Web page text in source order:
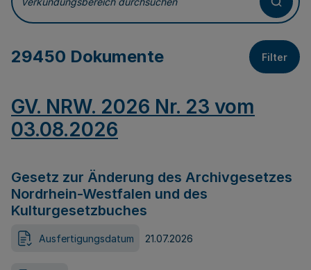
Verkündungsbereich durchsuchen
29450 Dokumente Filter
GV. NRW. 2026 Nr. 23 vom
03.08.2026
Gesetz zur Änderung des Archivgesetzes
Nordrhein-Westfalen und des
Kulturgesetzbuches
Ausfertigungsdatum 21.07.2026